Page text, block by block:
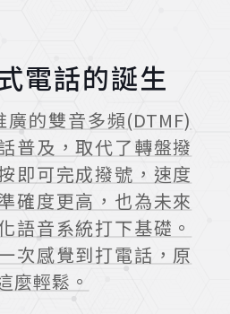
電話的誕生
廣的雙音多頻(DTMF)
普及，取代了轉盤撥
即可完成撥號，速度
確度更高，也為未來
語音系統打下基礎。
次感覺到打電話，原
麼輕鬆。